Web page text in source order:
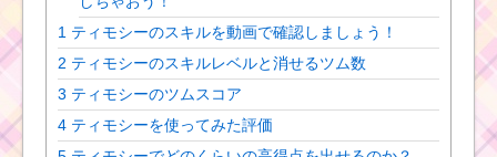
1 ティモシーのスキルを動画で確認しましょう！
2 ティモシーのスキルレベルと消せるツム数
3 ティモシーのツムスコア
4 ティモシーを使ってみた評価